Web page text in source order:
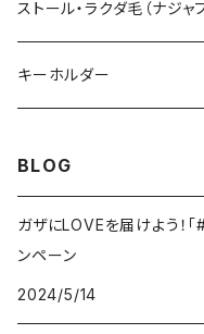
ショルダーバッグ
ポシェット
ストール・ラクダ毛（ナジャフ
キーホルダー
BLOG
ガザにLOVEを届けよう！
ンペーン
2024/5/14